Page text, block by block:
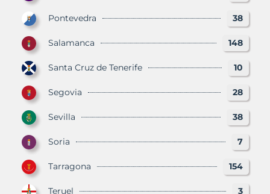
Pontevedra 38
Salamanca 148
Santa Cruz de Tenerife 10
Segovia 28
Sevilla 38
Soria 7
Tarragona 154
Teruel 3